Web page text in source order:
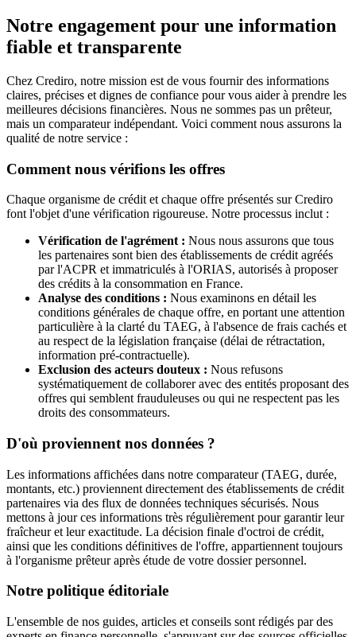
Notre engagement pour une information
fiable et transparente
Chez Crediro, notre mission est de vous fournir des informations
claires, précises et dignes de confiance pour vous aider à prendre les
meilleures décisions financières. Nous ne sommes pas un prêteur,
mais un comparateur indépendant. Voici comment nous assurons la
qualité de notre service :
Comment nous vérifions les offres
Chaque organisme de crédit et chaque offre présentés sur Crediro
font l'objet d'une vérification rigoureuse. Notre processus inclut :
Vérification de l'agrément : Nous nous assurons que tous
les partenaires sont bien des établissements de crédit agréés
par l'ACPR et immatriculés à l'ORIAS, autorisés à proposer
des crédits à la consommation en France.
Analyse des conditions : Nous examinons en détail les
conditions générales de chaque offre, en portant une attention
particulière à la clarté du TAEG, à l'absence de frais cachés et
au respect de la législation française (délai de rétractation,
information pré-contractuelle).
Exclusion des acteurs douteux : Nous refusons
systématiquement de collaborer avec des entités proposant des
offres qui semblent frauduleuses ou qui ne respectent pas les
droits des consommateurs.
D'où proviennent nos données ?
Les informations affichées dans notre comparateur (TAEG, durée,
montants, etc.) proviennent directement des établissements de crédit
partenaires via des flux de données techniques sécurisés. Nous
mettons à jour ces informations très régulièrement pour garantir leur
fraîcheur et leur exactitude. La décision finale d'octroi de crédit,
ainsi que les conditions définitives de l'offre, appartiennent toujours
à l'organisme prêteur après étude de votre dossier personnel.
Notre politique éditoriale
L'ensemble de nos guides, articles et conseils sont rédigés par des